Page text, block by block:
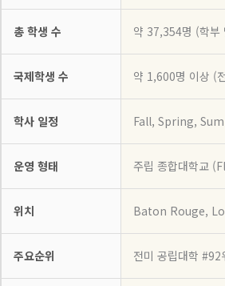
총 학생 수 약 37,354명 (학부
국제학생 수 약 1,600명 이상 (
학사 일정 Fall, Spring,
운영 형태 주립 종합대학교
위치 Baton Rouge,
주요순위 전미 공립대학